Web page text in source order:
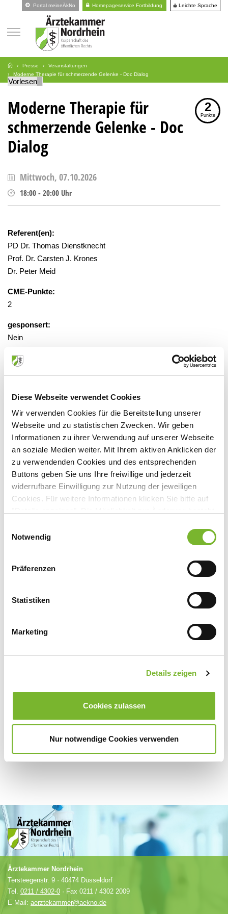
Diese Webseite verwendet Cookies
Wir verwenden Cookies für die Bereitstellung unserer
Webseite und zu statistischen Zwecken. Wir geben
Informationen zu ihrer Verwendung auf unserer Webseite
an soziale Medien weiter. Mit Ihrem aktiven Anklicken der
zu verwendenden Cookies und des entsprechenden
Buttons geben Sie uns Ihre freiwillige und jederzeit
widerrufbare Einwilligung zur Nutzung der jeweiligen
Cookies. Für weitere Informationen klicken Sie bitte auf
Datenschutzerklärung
Notwendig
Präferenzen
Statistiken
Marketing
Details zeigen
Cookies zulassen
Nur notwendige Cookies verwenden
Portal meineÄkNo Homepageservice Fortbildung Leichte Sprache
Presse
Veranstaltungen
Moderne Therapie für schmerzende Gelenke - Doc Dialog
Vorlesen
Moderne Therapie für
schmerzende Gelenke - Doc
Dialog
2
Punkte
Mittwoch, 07.10.2026
18:00 - 20:00 Uhr
Referent(en):
PD Dr. Thomas Dienstknecht
Prof. Dr. Carsten J. Krones
Dr. Peter Meid
CME-Punkte:
2
gesponsert:
Nein
gebührenfrei, Anmeldung erforderlich
Veranstaltungsort:
Krankenhaus Düren, Kongresszentrum
Roonstraße 30, 52351 Düren
Anbieter:
Krankenhaus Düren gem. GmbH
Ansprechpartner:
Roonstraße 30
Tel:
02421 30-1307
Ärztekammer Nordrhein
Tersteegenstr. 9 · 40474 Düsseldorf
Tel. 0211 / 4302-0 · Fax 0211 / 4302 2009
E-Mail: aerztekammer@aekno.de